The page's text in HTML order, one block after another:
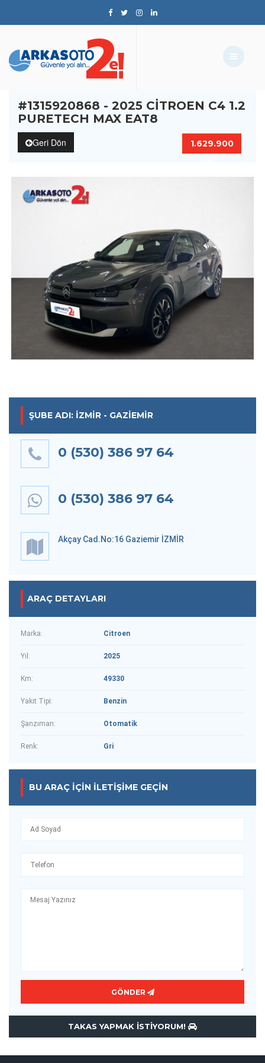
#1315920868 - 2025 CITROEN C4 1.2
PURETECH MAX EAT8
Geri Dön
1.629.900
ŞUBE ADI: İZMIR - GAZIEMIR
0 (530) 386 97 64
0 (530) 386 97 64
Akçay Cad.No:16 Gaziemir İZMİR
ARAÇ DETAYLARI
Marka: Citroen
Yıl: 2025
Km: 49330
Yakıt Tipi: Benzin
Şanzıman: Otomatik
Renk: Gri
BU ARAÇ IÇIN İLETIŞIME GEÇIN
GÖNDER
TAKAS YAPMAK ISTIYORUM!